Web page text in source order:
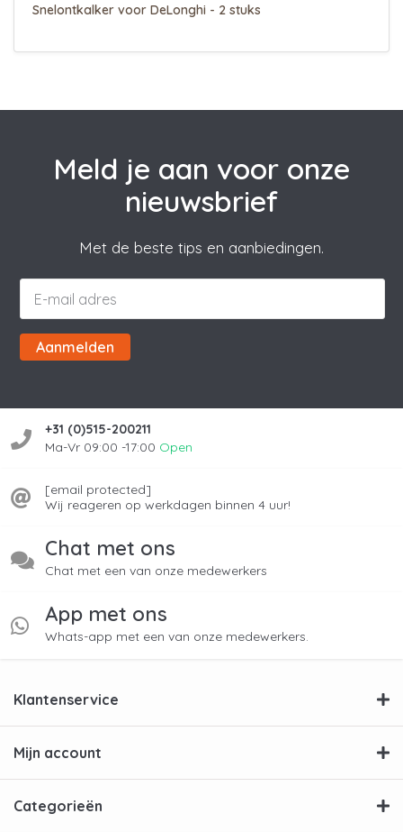
Snelontkalker voor DeLonghi - 2 stuks
Meld je aan voor onze
nieuwsbrief
Met de beste tips en aanbiedingen.
Aanmelden
+31 (0)515-200211
Ma-Vr 09:00 -17:00 Open
[email protected]
Wij reageren op werkdagen binnen 4 uur!
Chat met ons
Chat met een van onze medewerkers
App met ons
Whats-app met een van onze medewerkers.
Klantenservice
Mijn account
Categorieën